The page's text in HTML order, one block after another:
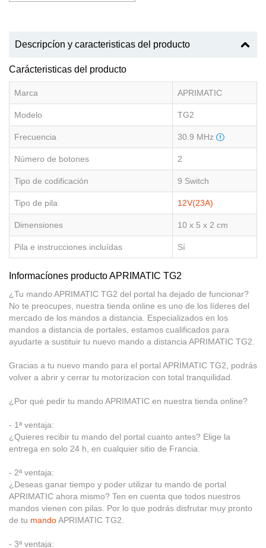
Descripcíon y caracteristicas del producto
Carácteristicas del producto
Marca APRIMATIC
Modelo TG2
Frecuencia 30.9 MHz
Número de botones 2
Tipo de codificación 9 Switch
Tipo de pila 12V(23A)
Dimensiones 10 x 5 x 2 cm
Pila e instrucciones incluídas Sí
Informacíones producto APRIMATIC TG2
¿Tu mando APRIMATIC TG2 del portal ha dejado de funcionar?
No te preocupes, nuestra tienda online es uno de los líderes del
mercado de los mandos a distancia. Especializados en los
mandos a distancia de portales, estamos cualificados para
ayudarte a sustituir tu nuevo mando a distancia APRIMATIC TG2.
Gracias a tu nuevo mando para el portal APRIMATIC TG2, podrás
volver a abrir y cerrar tu motorizacion con total tranquilidad.
¿Por qué pedir tu mando APRIMATIC en nuestra tienda online?
- 1ª ventaja:
¿Quieres recibir tu mando del portal cuanto antes? Elige la
entrega en solo 24 h, en cualquier sitio de Francia.
- 2ª ventaja:
¿Deseas ganar tiempo y poder utilizar tu mando de portal
APRIMATIC ahora mismo? Ten en cuenta que todos nuestros
mandos vienen con pilas. Por lo que podrás disfrutar muy pronto
de tu mandoAPRIMATIC TG2.
- 3ª ventaja: